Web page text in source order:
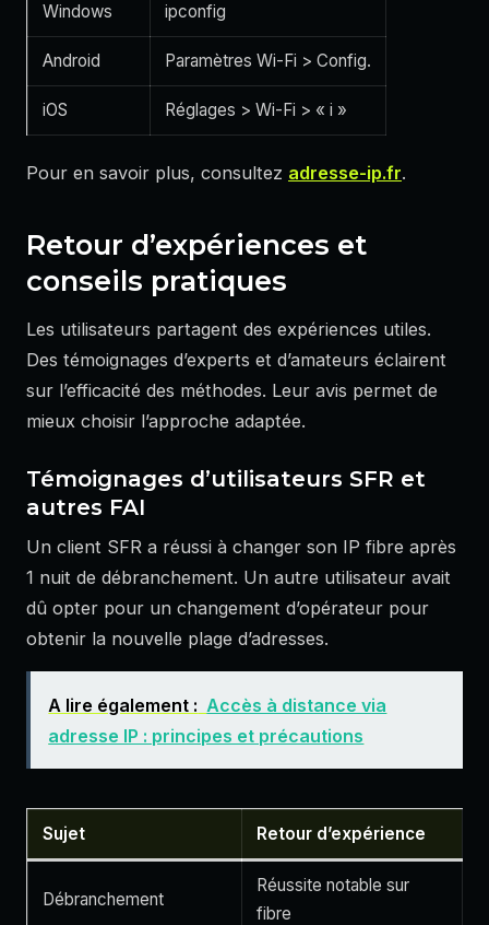
Windows ipconfig
Android Paramètres Wi-Fi > Config.
iOS Réglages > Wi-Fi > « i »
Pour en savoir plus, consultez adresse-ip.fr.
Retour d’expériences et
conseils pratiques
Les utilisateurs partagent des expériences utiles.
Des témoignages d’experts et d’amateurs éclairent
sur l’efficacité des méthodes. Leur avis permet de
mieux choisir l’approche adaptée.
Témoignages d’utilisateurs SFR et
autres FAI
Un client SFR a réussi à changer son IP fibre après
1 nuit de débranchement. Un autre utilisateur avait
dû opter pour un changement d’opérateur pour
obtenir la nouvelle plage d’adresses.
A lire également : Accès à distance via
adresse IP : principes et précautions
Sujet Retour d’expérience
Débranchement
Réussite notable sur
fibre